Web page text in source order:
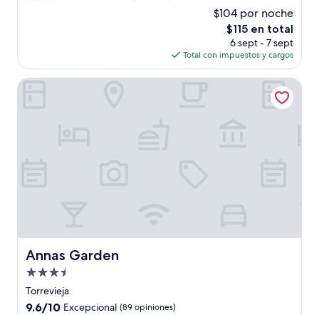
$104 por noche
El
precio
actual
es
de
$115 en total
6 sept - 7 sept
Total con impuestos y cargos
Annas Garden
Annas Garden
Propiedad
de
3.5
Torrevieja
9.6
9.6/10 Excepcional (89 opiniones)
Annas Garden